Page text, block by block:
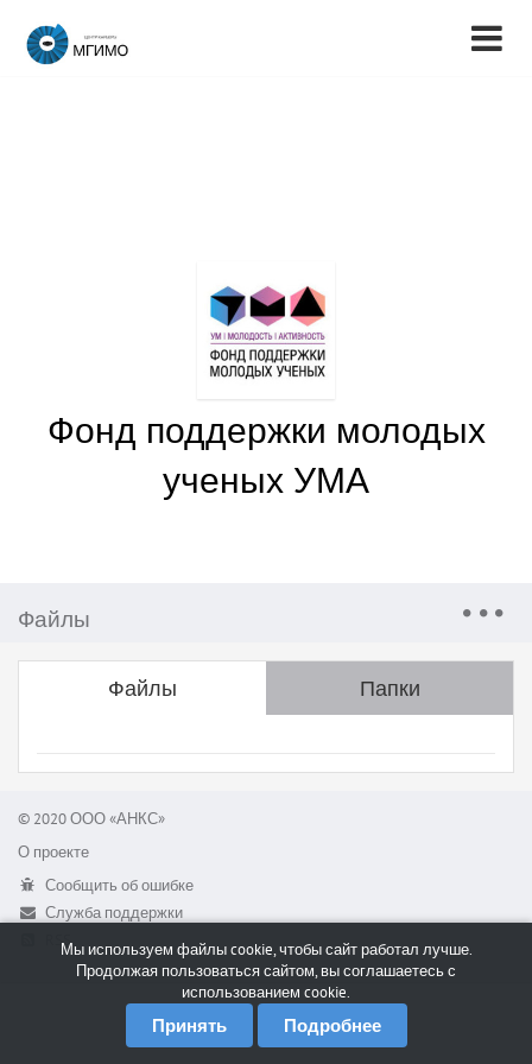
Фонд поддержки молодых
ученых УМА
Файлы
Файлы Папки
© 2020 ООО «АНКС»
О проекте
Сообщить об ошибке
Служба поддержки
RSSМы используем файлы cookie, чтобы сайт работал лучше.
Продолжая пользоваться сайтом, вы соглашаетесь с
использованием cookie.
Принять Подробнее